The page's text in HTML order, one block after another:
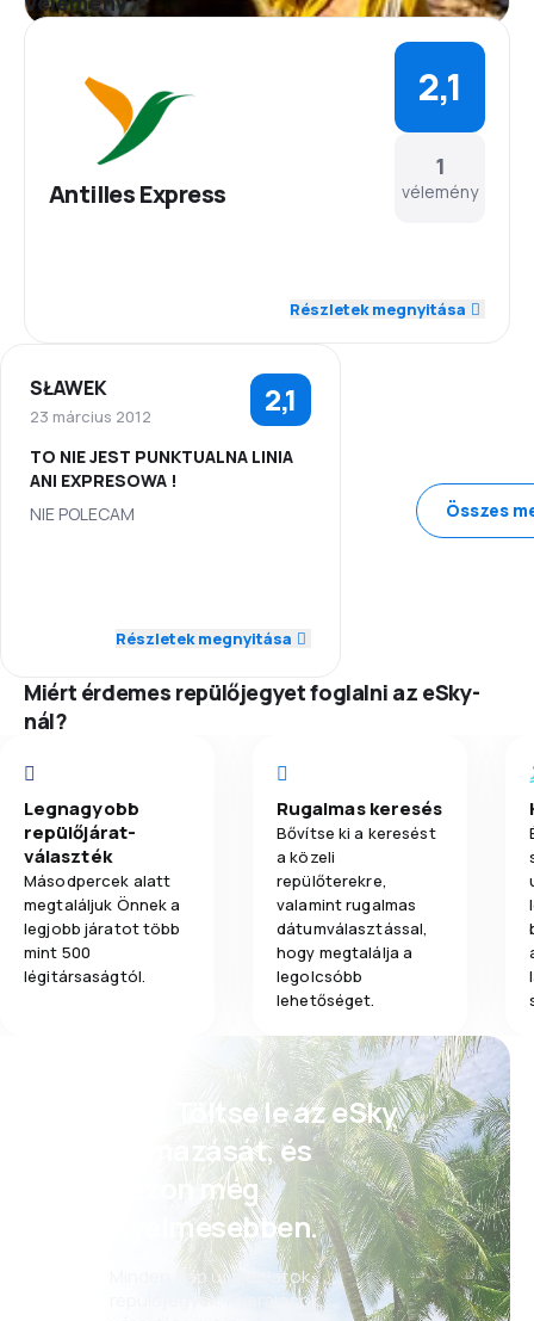
Antilles Express
1
vélemény
2,1
Repülési hálózat
Jegyárak
Utazási kényelem 3,0
Étkezés
Részletek megnyitása
SŁAWEK
23 március 2012 2,1
TO NIE JEST PUNKTUALNA LINIA
ANI EXPRESOWA !
NIE POLECAM
Pontosság 1,0
Repülési hálózat 3,0
Utazási kényelem 3,0
Poggyászszállítás 2,0
Étkezés 1,0
Részletek megnyitása
Összes
Miért érdemes repülőjegyet foglalni az eSky-
nál?
Legnagyobb
repülőjárat-
választék
Másodpercek alatt
megtaláljuk Önnek a
legjobb járatot több
mint 500
légitársaságtól.
Rugalmas keresés
Bővítse ki a keresést
a közeli
repülőterekre,
valamint rugalmas
dátumválasztással,
hogy megtalálja a
legolcsóbb
lehetőséget.
Psszt! Töltse le az eSky
alkalmazását, és
utazzon még
kényelmesebben.
Minden nap új ajánlatok:
repülőjegyek, nyaralások,